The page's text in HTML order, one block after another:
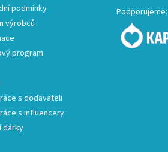
podmínky
výrobců
program
s dodavateli
s influencery
dárky
Podporujeme: